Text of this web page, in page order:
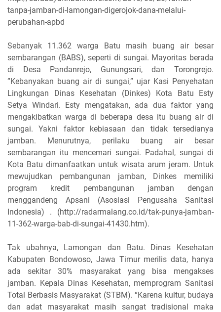
tanpa-jamban-di-lamongan-digerojok-dana-melalui-
perubahan-apbd
Sebanyak 11.362 warga Batu masih buang air besar
sembarangan (BABS), seperti di sungai. Mayoritas berada
di Desa Pandanrejo, Gunungsari, dan Torongrejo.
”Kebanyakan buang air di sungai,” ujar Kasi Penyehatan
Lingkungan Dinas Kesehatan (Dinkes) Kota Batu Esty
Setya Windari. Esty mengatakan, ada dua faktor yang
mengakibatkan warga di beberapa desa itu buang air di
sungai. Yakni faktor kebiasaan dan tidak tersedianya
jamban. Menurutnya, perilaku buang air besar
sembarangan itu mencemari sungai. Padahal, sungai di
Kota Batu dimanfaatkan untuk wisata arum jeram. Untuk
mewujudkan pembangunan jamban, Dinkes memiliki
program kredit pembangunan jamban dengan
menggandeng Apsani (Asosiasi Pengusaha Sanitasi
Indonesia) . (http://radarmalang.co.id/tak-punya-jamban-
11-362-warga-bab-di-sungai-41430.htm).
Tak ubahnya, Lamongan dan Batu. Dinas Kesehatan
Kabupaten Bondowoso, Jawa Timur merilis data, hanya
ada sekitar 30% masyarakat yang bisa mengakses
jamban. Kepala Dinas Kesehatan, memprogram Sanitasi
Total Berbasis Masyarakat (STBM). “Karena kultur, budaya
dan adat masyarakat masih sangat tradisional maka